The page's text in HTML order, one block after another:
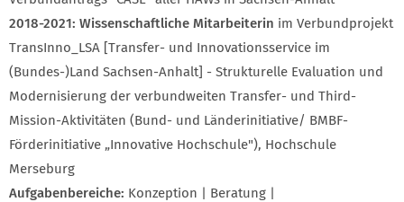
2018-2021: Wissenschaftliche Mitarbeiterin im Verbundprojekt
TransInno_LSA [Transfer- und Innovationsservice im
(Bundes-)Land Sachsen-Anhalt] - Strukturelle Evaluation und
Modernisierung der verbundweiten Transfer- und Third-
Mission-Aktivitäten (Bund- und Länderinitiative/ BMBF-
Förderinitiative „Innovative Hochschule"), Hochschule
Merseburg
Aufgabenbereiche: Konzeption | Beratung |